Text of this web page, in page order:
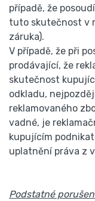
případě, že
tuto skutečnost v
záruka).
V případě, že při
prodávající, že
skutečnost
odkladu,
reklamovaného
vadné, je
kupujícím
uplatnění práva z
Podstatné